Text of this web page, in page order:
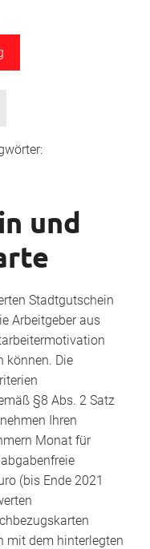
und
Stadtgutschein
Arbeitgeber aus
können. Die
§8 Abs. 2 Satz
Ihren
Monat für
(bis Ende 2021
mit dem hinterlegten